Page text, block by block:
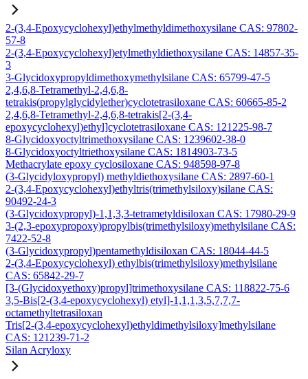
2-(3,4-Epoxycyclohexyl)ethylmethyldimethoxysilane CAS: 97802-
57-8
2-(3,4-Epoxycyclohexyl)etylmethyldiethoxysilane CAS: 14857-35-
3
3-Glycidoxypropyldimethoxymethylsilane CAS: 65799-47-5
2,4,6,8-Tetramethyl-2,4,6,8-
tetrakis(propylglycidylether)cyclotetrasiloxane CAS: 60665-85-2
2,4,6,8-Tetramethyl-2,4,6,8-tetrakis[2-(3,4-
epoxycyclohexyl)ethyl]cyclotetrasiloxane CAS: 121225-98-7
8-Glycidoxyoctyltrimethoxysilane CAS: 1239602-38-0
8-Glycidoxyoctyltriethoxysilane CAS: 1814903-73-5
Methacrylate epoxy cyclosiloxane CAS: 948598-97-8
(3-Glycidyloxypropyl) methyldiethoxysilane CAS: 2897-60-1
2-(3,4-Epoxycyclohexyl)ethyltris(trimethylsiloxy)silane CAS:
90492-24-3
(3-Glycidoxypropyl)-1,1,3,3-tetrametyldisiloxan CAS: 17980-29-9
3-(2,3-epoxypropoxy)propylbis(trimethylsiloxy)methylsilane CAS:
7422-52-8
(3-Glycidoxypropyl)pentamethyldisiloxan CAS: 18044-44-5
2-(3,4-Epoxycyclohexyl) ethylbis(trimethylsiloxy)methylsilane
CAS: 65842-29-7
[3-(Glycidoxyethoxy)propyl]trimethoxysilane CAS: 118822-75-6
3,5-Bis[2-(3,4-epoxycyclohexyl) etyl]-1,1,1,3,5,7,7,7-
octamethyltetrasiloxan
Tris[2-(3,4-epoxycyclohexyl)ethyldimethylsiloxy]methylsilane
CAS: 121239-71-2
Silan Acryloxy